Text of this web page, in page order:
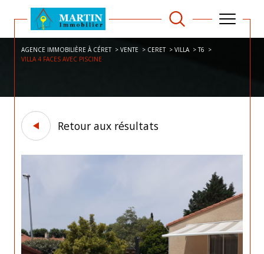
AGENCE IMMOBILIÈRE À CÉRET VENTE CERET VILLA
T6
VILLA 4 FACES AVEC PISCINE
Retour aux résultats